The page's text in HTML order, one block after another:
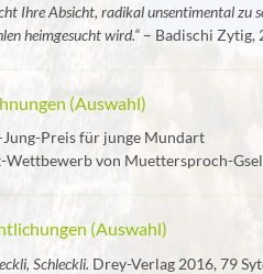
Ihre Absicht, radikal unsentimental zu
heimgesucht wird.“ – Badischi Zytig,
(Auswahl)
Preis für junge Mundart
von Muettersproch-
(Auswahl)
Schleckli. Drey-Verlag 2016, 79